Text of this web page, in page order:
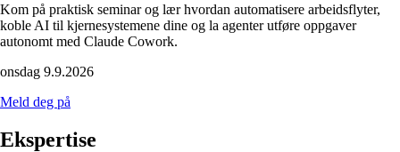
Kom på praktisk seminar og lær hvordan automatisere arbeidsflyter,
koble AI til kjernesystemene dine og la agenter utføre oppgaver
autonomt med Claude Cowork.
onsdag 9.9.2026
Meld deg på
Ekspertise